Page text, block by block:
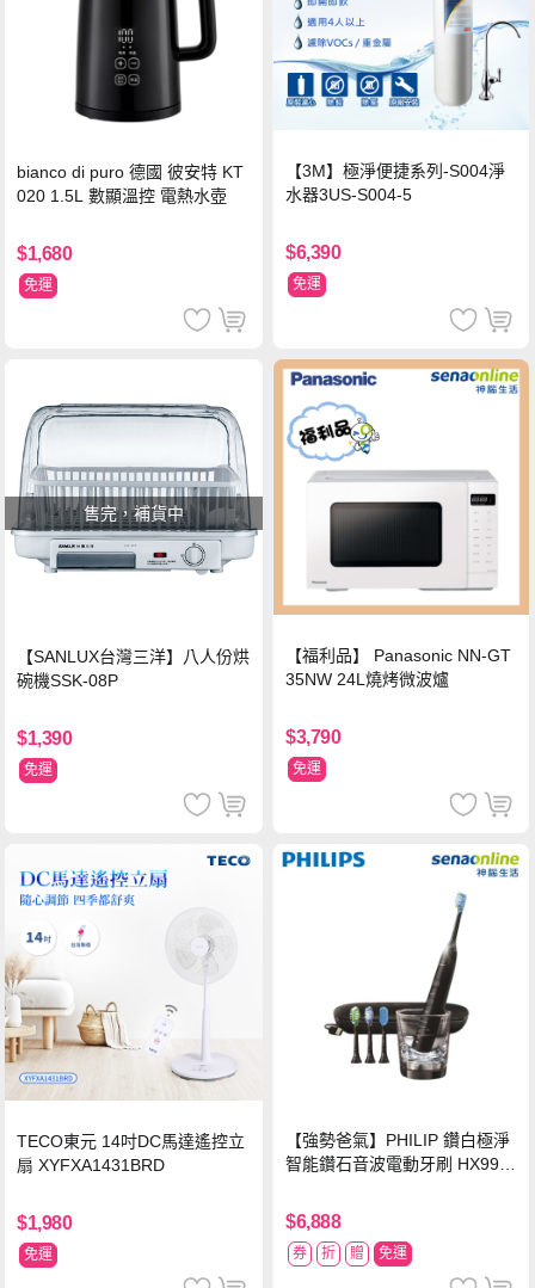
bianco di puro 德國 彼安特 KT
020 1.5L 數顯溫控 電熱水壺
$1,680
免運
【3M】極淨便捷系列-S004淨
水器3US-S004-5
$6,390
免運
售完，補貨中
【SANLUX台灣三洋】八人份烘
碗機SSK-08P
$1,390
免運
【福利品】 Panasonic NN-GT
35NW 24L燒烤微波爐
$3,790
免運
TECO東元 14吋DC馬達遙控立
扇 XYFXA1431BRD
$1,980
免運
【強勢爸氣】PHILIP 鑽白極淨
智能鑽石音波電動牙刷 HX992
$6,888
券 折 贈 免運